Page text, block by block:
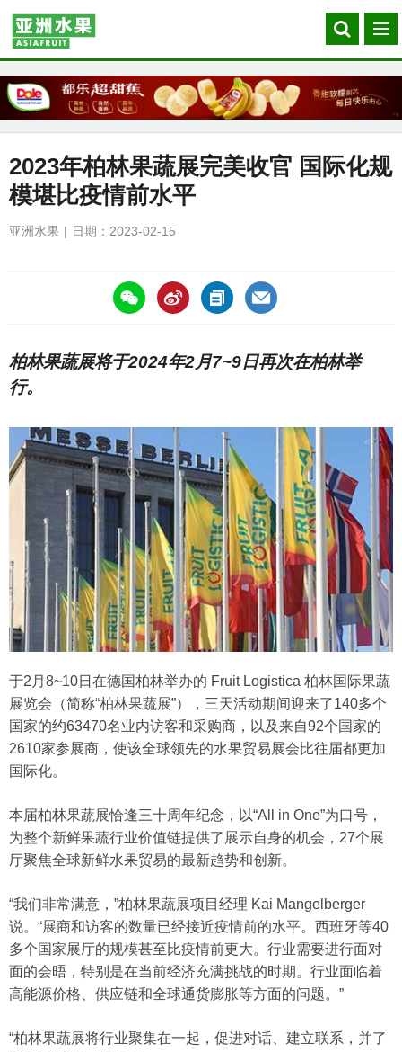
Search
our
菜
单
2023年柏林果蔬展完美收官 国际化规
模堪比疫情前水平
亚洲水果 日期：2023-02-15
https://asiafruitchina.net/24515.html
柏林果蔬展将于2024年2月7~9日再次在柏林举
行。
于2月8~10日在德国柏林举办的 Fruit Logistica 柏林国际果蔬
展览会（简称“柏林果蔬展”），三天活动期间迎来了140多个
国家的约63470名业内访客和采购商，以及来自92个国家的
2610家参展商，使该全球领先的水果贸易展会比往届都更加
国际化。
本届柏林果蔬展恰逢三十周年纪念，以“All in One”为口号，
为整个新鲜果蔬行业价值链提供了展示自身的机会，27个展
厅聚焦全球新鲜水果贸易的最新趋势和创新。
“我们非常满意，”柏林果蔬展项目经理 Kai Mangelberger
说。“展商和访客的数量已经接近疫情前的水平。西班牙等40
多个国家展厅的规模甚至比疫情前更大。行业需要进行面对
面的会晤，特别是在当前经济充满挑战的时期。行业面临着
高能源价格、供应链和全球通货膨胀等方面的问题。”
“柏林果蔬展将行业聚集在一起，促进对话、建立联系，并了